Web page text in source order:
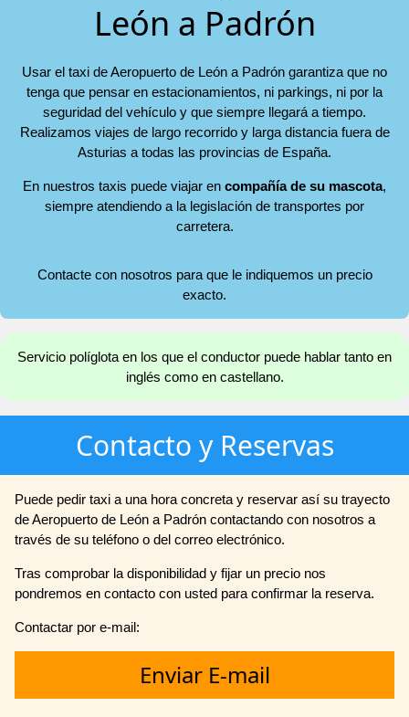
León a Padrón
Usar el taxi de Aeropuerto de León a Padrón garantiza que no
tenga que pensar en estacionamientos, ni parkings, ni por la
seguridad del vehículo y que siempre llegará a tiempo.
Realizamos viajes de largo recorrido y larga distancia fuera de
Asturias a todas las provincias de España.
En nuestros taxis puede viajar en compañía de su mascota,
siempre atendiendo a la legislación de transportes por
carretera.
Contacte con nosotros para que le indiquemos un precio
exacto.
Servicio políglota en los que el conductor puede hablar tanto en
inglés como en castellano.
Contacto y Reservas
Puede pedir taxi a una hora concreta y reservar así su trayecto
de Aeropuerto de León a Padrón contactando con nosotros a
través de su teléfono o del correo electrónico.
Tras comprobar la disponibilidad y fijar un precio nos
pondremos en contacto con usted para confirmar la reserva.
Contactar por e-mail:
Enviar E-mail